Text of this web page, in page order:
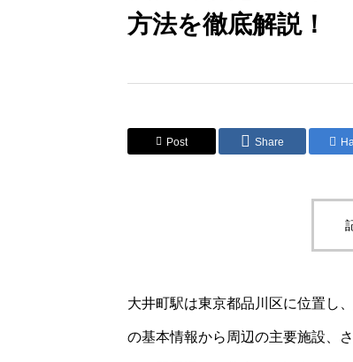
方法を徹底解説！
Post Share
大井町駅は東京都品川区に位置し
の基本情報から周辺の主要施設、